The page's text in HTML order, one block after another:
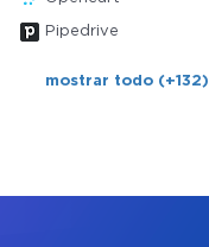
Pipedrive
mostrar todo (+132)